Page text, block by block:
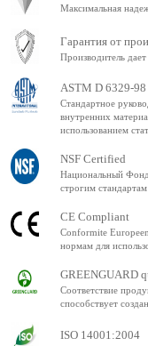
Максимальная
Гарантия от
Производитель дает
ASTM D 6329-
Стандартное
внутренних
использованием
NSF Certified
Национальный Фонд
строгим
CE Compliant
Conformite
нормам для
GREENGUARD
Соответствие
способствует
ISO 14001:2004